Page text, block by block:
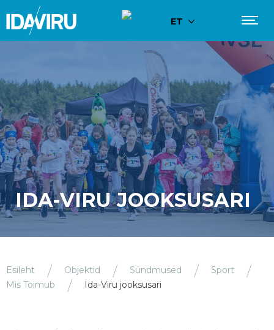
ET
IDA-VIRU JOOKSUSARI
Esileht Objektid Sündmused
Sport
Mis Toimub
Ida-Viru jooksusari